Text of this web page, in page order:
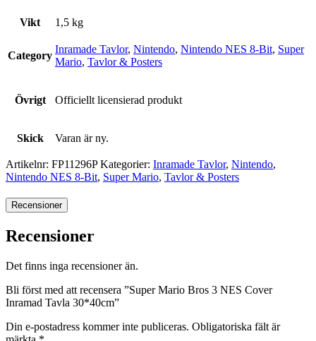
Vikt 1,5 kg
Category
Inramade Tavlor, Nintendo, Nintendo NES 8-Bit, Super
Mario, Tavlor & Posters
Övrigt Officiellt licensierad produkt
Skick Varan är ny.
Artikelnr: FP11296P Kategorier: Inramade Tavlor, Nintendo,
Nintendo NES 8-Bit, Super Mario, Tavlor & Posters
Recensioner
Recensioner
Det finns inga recensioner än.
Bli först med att recensera ”Super Mario Bros 3 NES Cover
Inramad Tavla 30*40cm”
Din e-postadress kommer inte publiceras. Obligatoriska fält är